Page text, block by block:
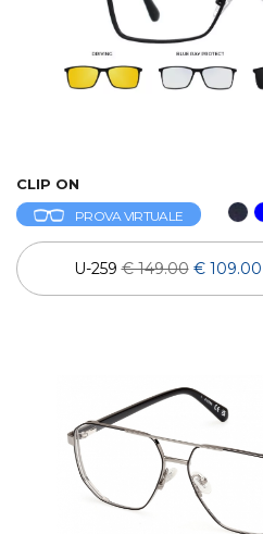
CLIP ON
PROVA VIRTUALE
U-259€ 149.00 € 109.00